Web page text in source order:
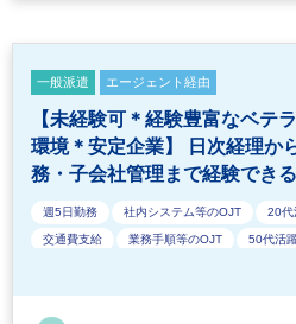
一般派遣 エージェント経由
【未経験可＊経験豊富なベテ
環境＊安定企業】 日次経理か
務・子会社管理まで経験でき
週5日勤務 社内システム等のOJT 20代
交通費支給 業務手順等のOJT 50代活
オフィスが禁煙 急募 業界知識・専門
フルタイム